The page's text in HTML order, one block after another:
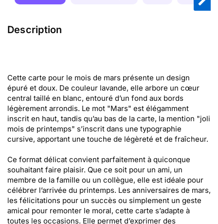
Description
Cette carte pour le mois de mars présente un design
épuré et doux. De couleur lavande, elle arbore un cœur
central taillé en blanc, entouré d’un fond aux bords
légèrement arrondis. Le mot "Mars" est élégamment
inscrit en haut, tandis qu’au bas de la carte, la mention "joli
mois de printemps" s’inscrit dans une typographie
cursive, apportant une touche de légèreté et de fraîcheur.
Ce format délicat convient parfaitement à quiconque
souhaitant faire plaisir. Que ce soit pour un ami, un
membre de la famille ou un collègue, elle est idéale pour
célébrer l’arrivée du printemps. Les anniversaires de mars,
les félicitations pour un succès ou simplement un geste
amical pour remonter le moral, cette carte s’adapte à
toutes les occasions. Elle permet d’exprimer des